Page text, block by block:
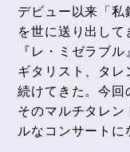
デビュー以来「
を世に送り出して
『レ・ミゼラブ
ギタリスト、タ
続けてきた。今
そのマルチタレ
ルなコンサートに